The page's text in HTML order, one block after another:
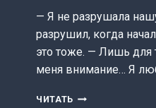
— Я не разрушала
разрушил, когда
это тоже. — Лишь для
меня внимание… Я
ЧИТАТЬ НЕВЕРНЫЕ